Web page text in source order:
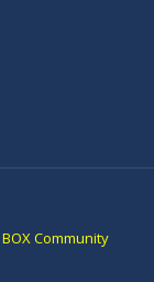
BOX Community